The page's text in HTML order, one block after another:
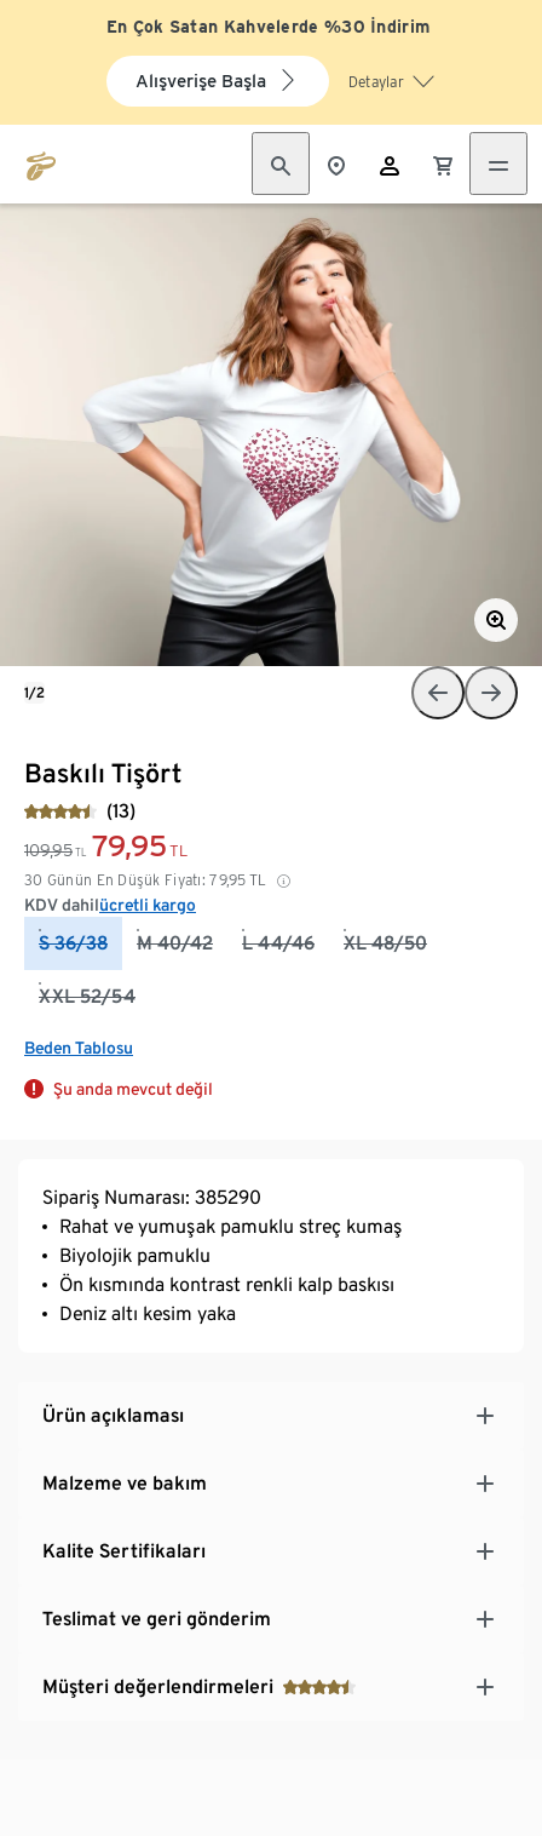
En Çok Satan Kahvelerde %30 İndirim
Alışverişe Başla Detaylar
Baskılı Tişört
(13)
109,95 TL 79,95 TL
30 Günün En Düşük Fiyatı: 79,95 TL
KDV dahilücretli kargo
S 36/38 M 40/42 L 44/46 XL 48/50
XXL 52/54
Beden Tablosu
Şu anda mevcut değil
1/2
Sipariş Numarası: 385290
Rahat ve yumuşak pamuklu streç kumaş
Biyolojik pamuklu
Ön kısmında kontrast renkli kalp baskısı
Deniz altı kesim yaka
Ürün açıklaması
Malzeme ve bakım
Kalite Sertifikaları
Teslimat ve geri gönderim
Müşteri değerlendirmeleri